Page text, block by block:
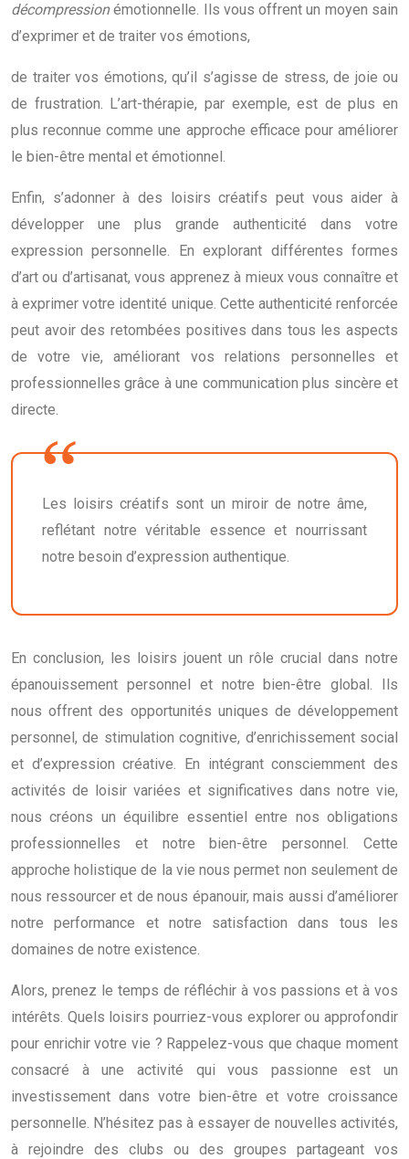
décompressionémotionnelle. Ils vous offrent un moyen sain
d’exprimer et de traiter vos émotions,
de traiter vos émotions, qu’il s’agisse de stress, de joie ou
de frustration. L’art-thérapie, par exemple, est de plus en
plus reconnue comme une approche efficace pour améliorer
le bien-être mental et émotionnel.
Enfin, s’adonner à des loisirs créatifs peut vous aider à
développer une plus grande authenticité dans votre
expression personnelle. En explorant différentes formes
d’art ou d’artisanat, vous apprenez à mieux vous connaître et
à exprimer votre identité unique. Cette authenticité renforcée
peut avoir des retombées positives dans tous les aspects
de votre vie, améliorant vos relations personnelles et
professionnelles grâce à une communication plus sincère et
directe.
Les loisirs créatifs sont un miroir de notre âme,
reflétant notre véritable essence et nourrissant
notre besoin d’expression authentique.
En conclusion, les loisirs jouent un rôle crucial dans notre
épanouissement personnel et notre bien-être global. Ils
nous offrent des opportunités uniques de développement
personnel, de stimulation cognitive, d’enrichissement social
et d’expression créative. En intégrant consciemment des
activités de loisir variées et significatives dans notre vie,
nous créons un équilibre essentiel entre nos obligations
professionnelles et notre bien-être personnel. Cette
approche holistique de la vie nous permet non seulement de
nous ressourcer et de nous épanouir, mais aussi d’améliorer
notre performance et notre satisfaction dans tous les
domaines de notre existence.
Alors, prenez le temps de réfléchir à vos passions et à vos
intérêts. Quels loisirs pourriez-vous explorer ou approfondir
pour enrichir votre vie ? Rappelez-vous que chaque moment
consacré à une activité qui vous passionne est un
investissement dans votre bien-être et votre croissance
personnelle. N’hésitez pas à essayer de nouvelles activités,
à rejoindre des clubs ou des groupes partageant vos